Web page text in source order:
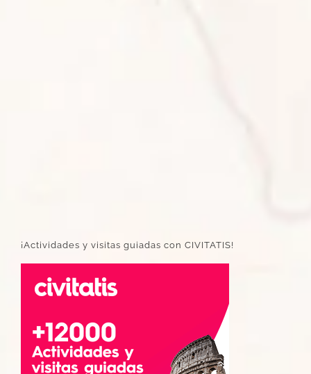
¡Actividades y visitas guiadas con CIVITATIS!